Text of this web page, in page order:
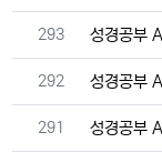
번호
293 성경공부
번호
292 성경공부
번호
291 성경공부